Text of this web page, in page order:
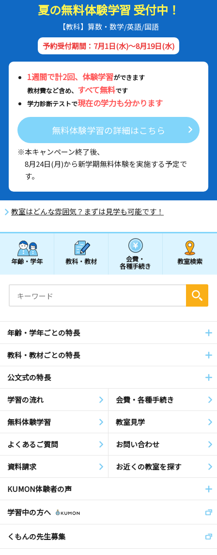
夏の無料体験学習 受付中！
【教科】算数・数学/英語/国語
予約受付期間：7月1日(水)～8月19日(水)
1週間で計2回、体験学習ができます
教材費など含め、 すべて無料です
学力診断テストで現在の学力も分かります
無料体験学習の詳細はこちら
※本キャンペーン終了後、
8月24日(月)から新学期無料体験を実施する予定で
す。
教室はどんな雰囲気？まずは見学も可能です！
年齢・学年 教科・教材 会費・
各種手続き
教室検索
年齢・学年ごとの特長
教科・教材ごとの特長
公文式の特長
学習の流れ 会費・各種手続き
無料体験学習 教室見学
よくあるご質問 お問い合わせ
資料請求 お近くの教室を探す
KUMON体験者の声
学習中の方へ
くもんの先生募集